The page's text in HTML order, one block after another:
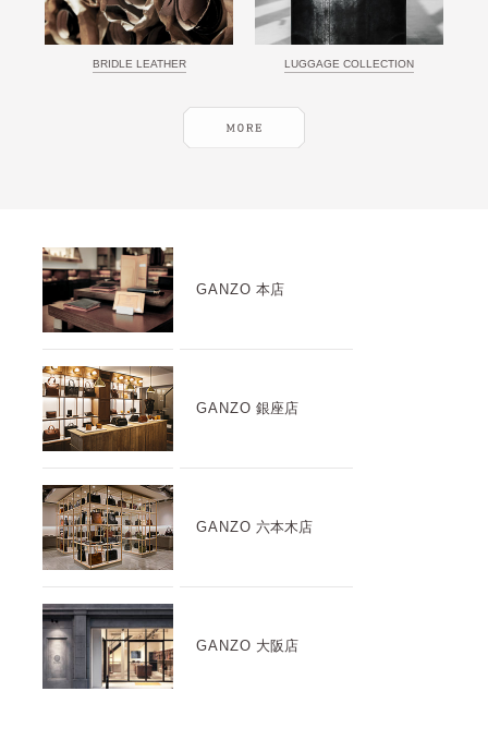
BRIDLE LEATHER LUGGAGE COLLECTION
GANZO 本店
GANZO 銀座店
GANZO 六本木店
GANZO 大阪店